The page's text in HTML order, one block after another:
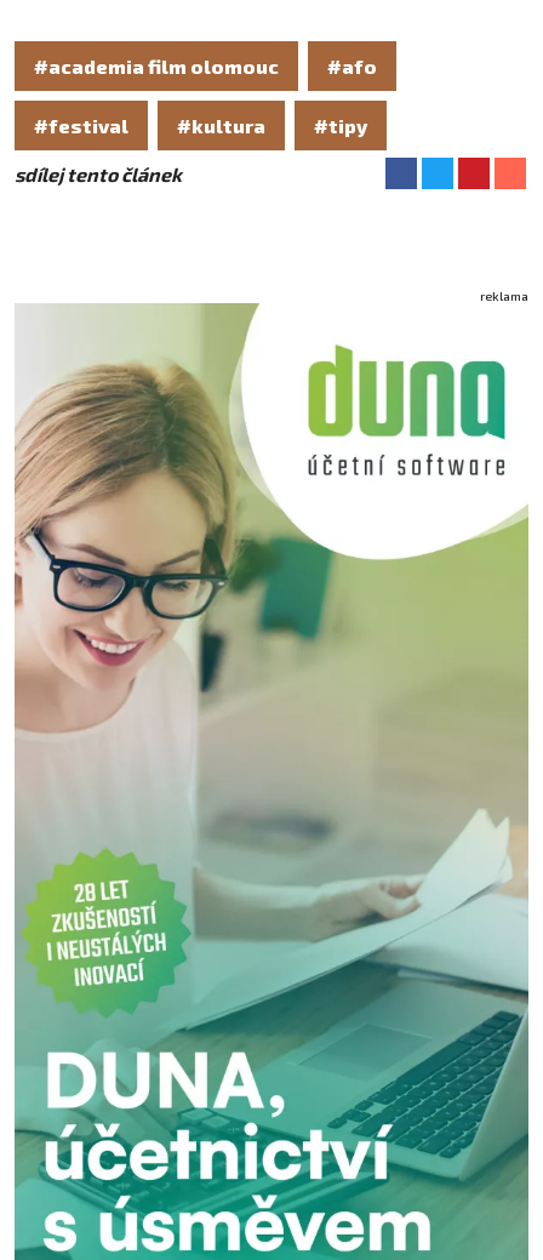
#academia film olomouc #afo
#festival #kultura #tipy
sdílej tento článek
reklama